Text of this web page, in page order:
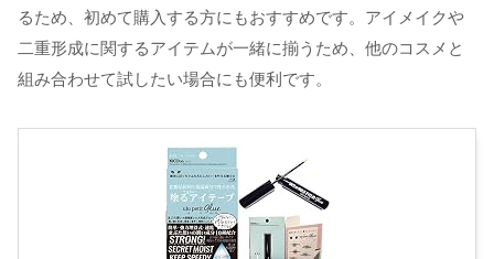
るため、初めて購入する方にもおすすめです。アイメイクや
二重形成に関するアイテムが一緒に揃うため、他のコスメと
組み合わせて試したい場合にも便利です。